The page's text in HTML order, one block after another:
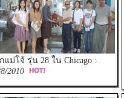
แม่โจ้ รุ่น 28 ใน Chicago :
2010